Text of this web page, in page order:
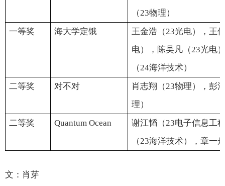
（23物理）
一等奖
海大学定饿 王金浩（23光电），王
电），陈吴凡（23光电
（24海洋技术）
二等奖
对不对 肖志翔（23物理），彭
理）
二等奖
Quantum Ocean 谢江韬（23电子信息工
（23海洋技术），章一
文：肖芽